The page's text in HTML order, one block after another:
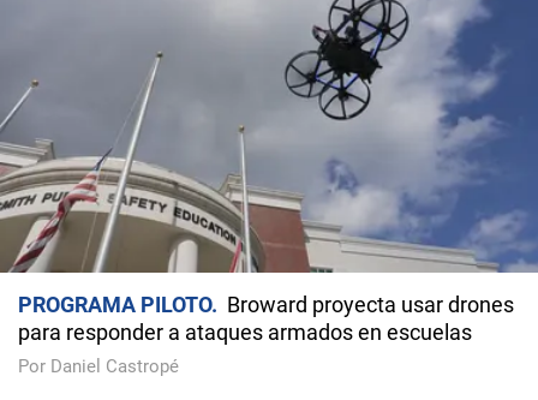
PROGRAMA PILOTO
Broward proyecta usar drones
para responder a ataques armados en escuelas
Por Daniel Castropé